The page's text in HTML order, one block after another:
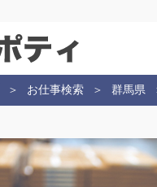
お仕事検索 群馬県